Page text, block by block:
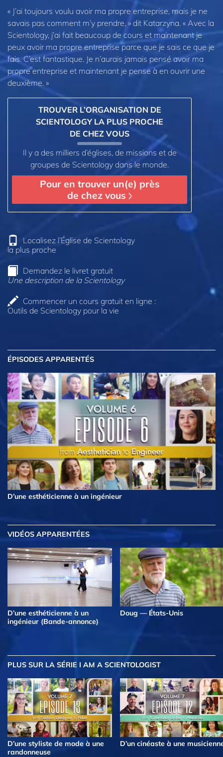
« J’ai toujours voulu avoir ma propre entreprise, mais je ne
savais pas comment m’y prendre, » dit Katarzyna. « Avec la
Scientology, j’ai fait beaucoup de cours et maintenant je
peux avoir ma propre entreprise parce que je sais ce que je
fais. C’est fantastique. Je n’aurais jamais pensé avoir ma
propre entreprise et maintenant je pense à en ouvrir une
deuxième. »
TROUVER L’ORGANISATION DE
SCIENTOLOGY LA PLUS PROCHE
DE CHEZ VOUS
Il y a des milliers d’églises, de missions et de
groupes de Scientology dans le monde.
Pour en trouver un(e) près
de chez vous
Localisez l’Église de Scientology
la plus proche
Demandez le livret gratuit
Une description de la Scientology
Commencer un cours gratuit en ligne :
Outils de Scientology pour la vie
ÉPISODES APPARENTÉS
D’une esthéticienne à un ingénieur
VIDÉOS APPARENTÉES
D’une esthéticienne à un
ingénieur (Bande-annonce)
Doug — États-Unis
PLUS SUR LA SÉRIE I AM A SCIENTOLOGIST
D’une styliste de mode à une
randonneuse
D’un cinéaste à une